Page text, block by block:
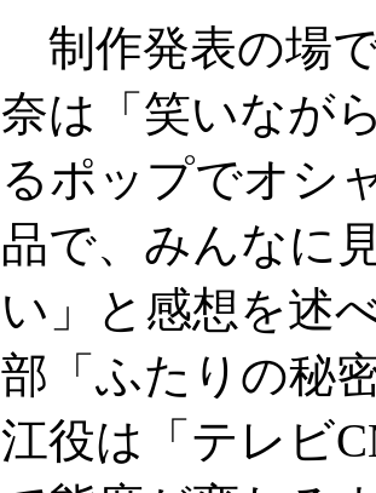
制作発表の場
奈は「笑いなが
るポップでオシ
品で、みんなに
い」と感想を述
部「ふたりの秘
江役は「テレビ